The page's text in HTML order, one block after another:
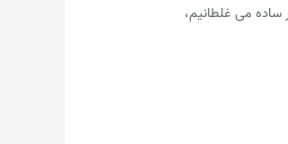
ساده می غلطانیم،